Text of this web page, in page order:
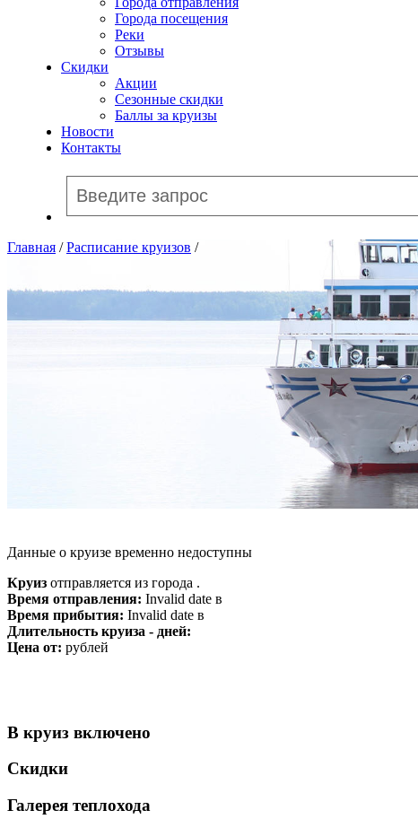
Города посещения
Реки
Отзывы
Скидки
Акции
Сезонные скидки
Баллы за круизы
Новости
Контакты
Главная /Расписание круизов /
Данные о круизе временно недоступны
Круиз отправляется из города .
Время отправления: Invalid date в
Время прибытия: Invalid date в
Длительность круиза - дней:
Цена от: рублей
В круиз включено
Скидки
Галерея теплохода